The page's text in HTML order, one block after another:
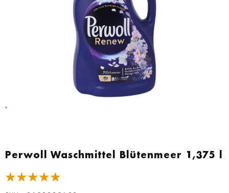
Perwoll Waschmittel Blütenmeer 1,375 l
★★★★★
Anfang
Bildgalerie